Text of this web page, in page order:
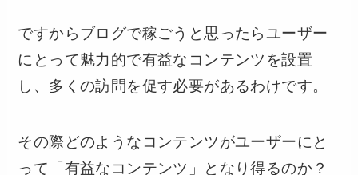
ですからブログで稼ごうと思ったらユーザー
にとって魅力的で有益なコンテンツを設置
し、多くの訪問を促す必要があるわけです。
その際どのようなコンテンツがユーザーにと
って「有益なコンテンツ」となり得るのか？